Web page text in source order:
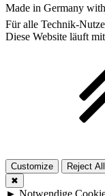
Made in Germany
Für alle Technik-
Diese Website läuft
Customize Reject All
✖
► Notwendige